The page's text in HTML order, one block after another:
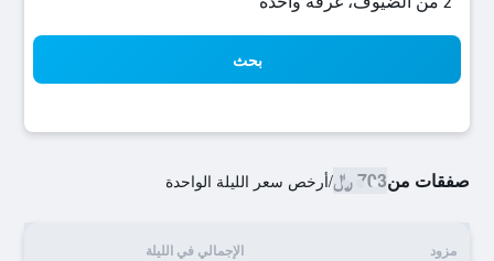
بحث
صفقات من703 ﷼ /أرخص سعر الليلة الواحدة
مزود الإجمالي في الليلة